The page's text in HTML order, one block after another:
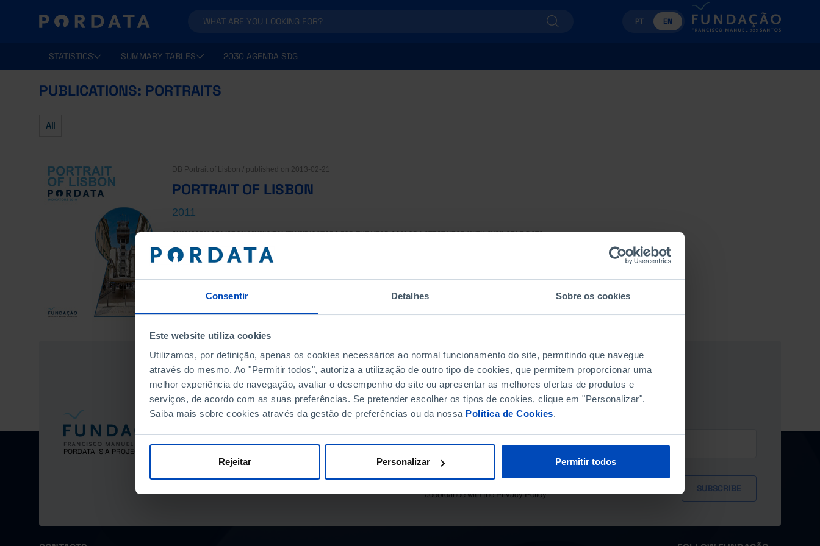
Consentir Detalhes Sobre os cookies
Este website utiliza cookies
Utilizamos, por definição, apenas os cookies necessários ao normal funcionamento do site, permitindo que navegue
através do mesmo. Ao "Permitir todos", autoriza a utilização de outro tipo de cookies, que permitem proporcionar uma
melhor experiência de navegação, avaliar o desempenho do site ou apresentar as melhores ofertas de produtos e
serviços, de acordo com as suas preferências. Se pretender escolher os tipos de cookies, clique em "Personalizar".
Saiba mais sobre cookies através da gestão de preferências ou da nossa Política de Cookies.
Rejeitar Personalizar Permitir todos
PT EN
STATISTICS SUMMARY TABLES 2030 AGENDA SDG
PUBLICATIONS: PORTRAITS
All
DB Portrait of Lisbon / published on 2013-02-21
PORTRAIT OF LISBON
2011
SUMMARY OF LISBON MUNICIPALITY INDICATORS FOR THE YEAR 2011 OR LATEST YEAR WITH AVAILABLE DATA.
COMPARISON WITH THE AREAS OF GRANDE LISBOA AND PORTUGAL OR WITH THE 5 MUNICIPALITIES WITH THE HIGHEST INDICATOR
VALUE.
PORDATA IS A PROJECT OF THE FUNDAÇÃO FRANCISCO MANUEL DOS SANTOS.
SUBSCRIBE TO FUNDAÇÃO NEWSLETTER
STAY IN THE LOOP.
E-MAIL
I consent to the processing of my personal data provided herein, in
accordance with thePrivacy Policy*